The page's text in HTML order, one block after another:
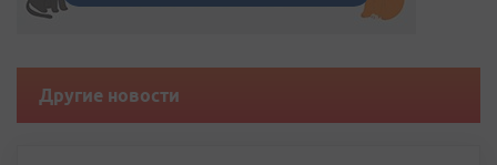
Другие новости